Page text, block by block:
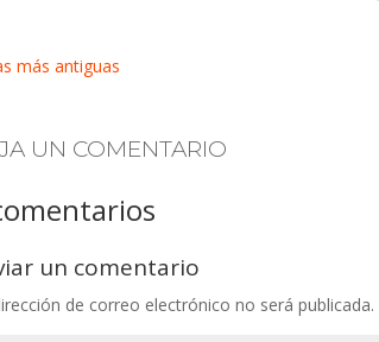
más antiguas
UN COMENTARIO
un comentario
de correo electrónico no será publicada.